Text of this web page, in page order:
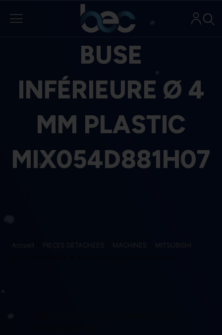
BUSE
INFÉRIEURE Ø 4
MM PLASTIC
MIX054D881H07
Accueil PIECES DETACHEES MACHINES MITSUBISHI